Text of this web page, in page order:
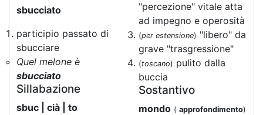
sbucciato
participio passato di
sbucciare
Quel melone è
sbucciato
Sillabazione
sbuc | cià | to
"percezione" vitale atta
ad impegno e operosità
(per estensione) "libero" da
grave "trasgressione"
(toscano) pulito dalla
buccia
Sostantivo
mondo ( approfondimento)